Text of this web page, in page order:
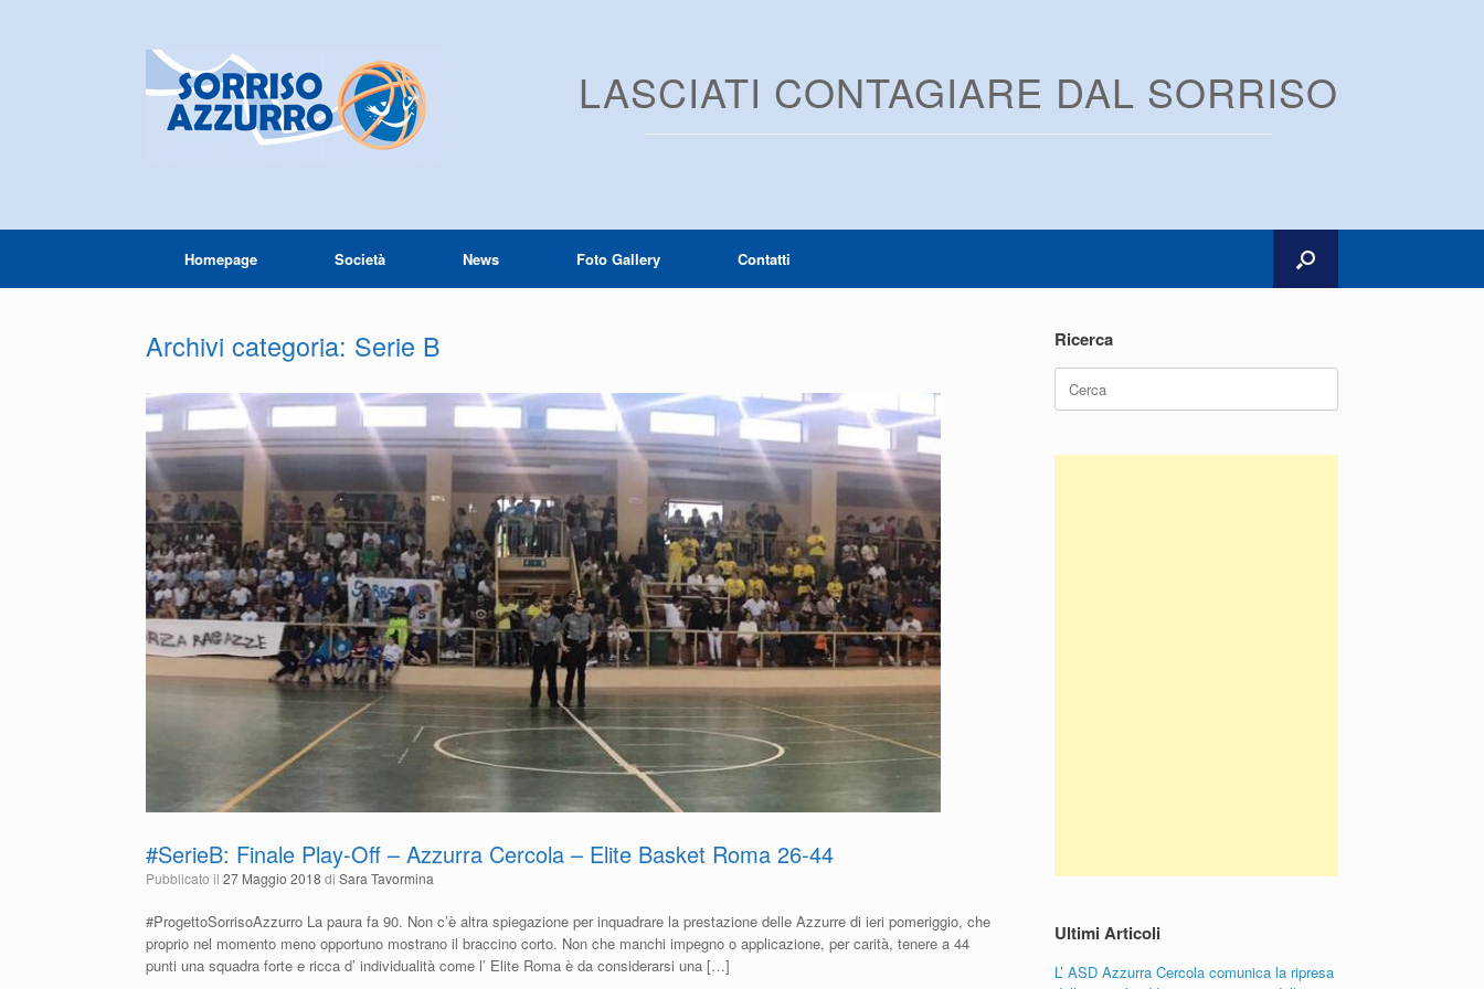
LASCIATI CONTAGIARE DAL SORRISO
Homepage Società News Foto Gallery Contatti
Archivi categoria: Serie B
#SerieB: Finale Play-Off – Azzurra Cercola – Elite Basket Roma 26-44
Pubblicato il 27 Maggio 2018 di Sara Tavormina
#ProgettoSorrisoAzzurro La paura fa 90. Non c’è altra spiegazione per inquadrare la prestazione delle Azzurre di ieri pomeriggio, che
proprio nel momento meno opportuno mostrano il braccino corto. Non che manchi impegno o applicazione, per carità, tenere a 44
punti una squadra forte e ricca d’ individualità come l’ Elite Roma è da considerarsi una […]
Ricerca
Ricerca
per:
Ultimi Articoli
L’ ASD Azzurra Cercola comunica la ripresa